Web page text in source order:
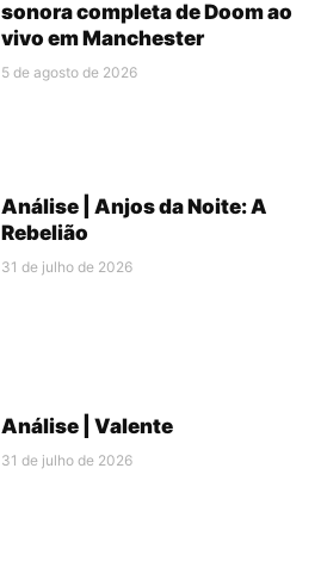
sonora completa de Doom ao
vivo em Manchester
5 de agosto de 2026
Análise | Anjos da Noite: A
Rebelião
31 de julho de 2026
Análise | Valente
31 de julho de 2026